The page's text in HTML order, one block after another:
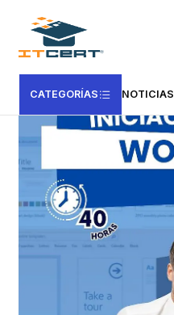
CATEGORÍAS NOTICIAS
Inicio